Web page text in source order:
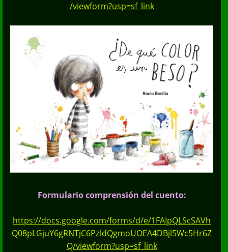
/viewform?usp=sf_link
Formulario comprensión del cuento:
https://docs.google.com/forms/d/e/1FAIpQLScSAVh
Q08pLGjuY6gRNTjC6PzldQgmoUOEA4DBjl5Wc5Hr6Z
Q/viewform?usp=sf_link